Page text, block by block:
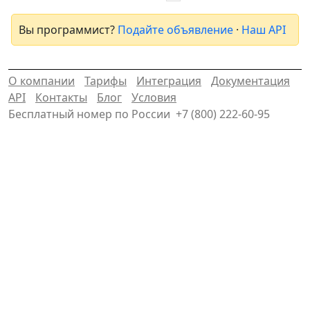
Вы программист? Подайте объявление · Наш API
О компании Тарифы Интеграция
Документация
API
Контакты Блог
Условия
Бесплатный номер по России +7 (800) 222-60-95